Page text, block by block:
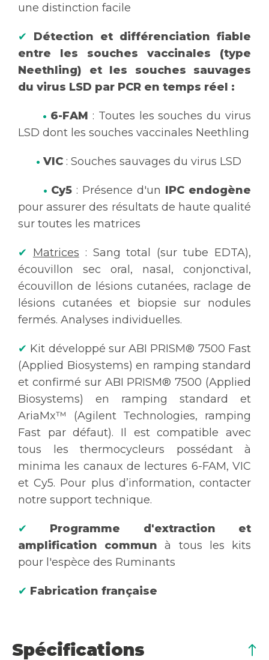
une distinction facile
✔
Détection et différenciation fiable
entre les souches vaccinales (type
Neethling) et les souches sauvages
du virus LSD par PCR en temps réel :
• 6-FAM : Toutes les souches du virus
LSD dont les souches vaccinales Neethling
• VIC : Souches sauvages du virus LSD
• Cy5 : Présence d'un IPC endogène
pour assurer des résultats de haute qualité
sur toutes les matrices
✔ Matrices : Sang total (sur tube EDTA),
écouvillon sec oral, nasal, conjonctival,
écouvillon de lésions cutanées, raclage de
lésions cutanées et biopsie sur nodules
fermés. Analyses individuelles.
✔ Kit développé sur ABI PRISM® 7500 Fast
(Applied Biosystems) en ramping standard
et confirmé sur ABI PRISM® 7500 (Applied
Biosystems) en ramping standard et
AriaMx™ (Agilent Technologies, ramping
Fast par défaut). Il est compatible avec
tous les thermocycleurs possédant à
minima les canaux de lectures 6-FAM, VIC
et Cy5. Pour plus d’information, contacter
notre support technique.
✔
Programme d'extraction et
amplification commun à tous les kits
pour l'espèce des Ruminants
✔ Fabrication française
Spécifications